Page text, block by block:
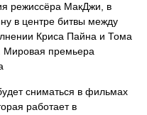
режиссёра МакДжи, в
в центре битвы между
Криса Пайна и Тома
Мировая премьера
сниматься в фильмах
работает в